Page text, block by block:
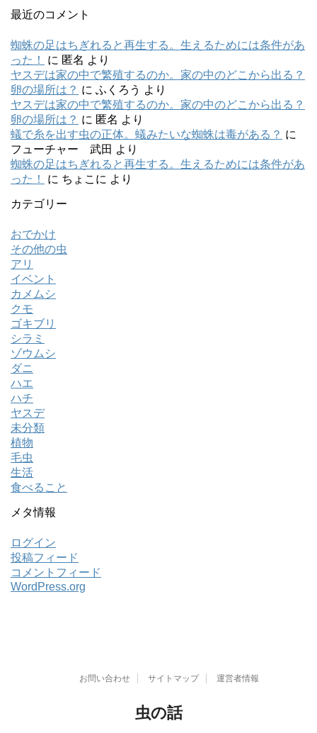
最近のコメント
蜘蛛の足はちぎれると再生する。生えるためには条件があ
った！
に 匿名 より
ヤスデは家の中で繁殖するのか。家の中のどこから出る？
卵の場所は？ に ふくろう より
ヤスデは家の中で繁殖するのか。家の中のどこから出る？
卵の場所は？ に 匿名 より
蟻で糸を出す虫の正体。蟻みたいな蜘蛛は毒がある？ に
フューチャー 武田 より
蜘蛛の足はちぎれると再生する。生えるためには条件があ
った！
に ちょこに より
カテゴリー
おでかけ
その他の虫
アリ
イベント
カメムシ
クモ
ゴキブリ
シラミ
ゾウムシ
ダニ
ハエ
ハチ
ヤスデ
未分類
植物
毛虫
生活
食べること
メタ情報
ログイン
投稿フィード
コメントフィード
WordPress.org
お問い合わせ サイトマップ 運営者情報
虫の話